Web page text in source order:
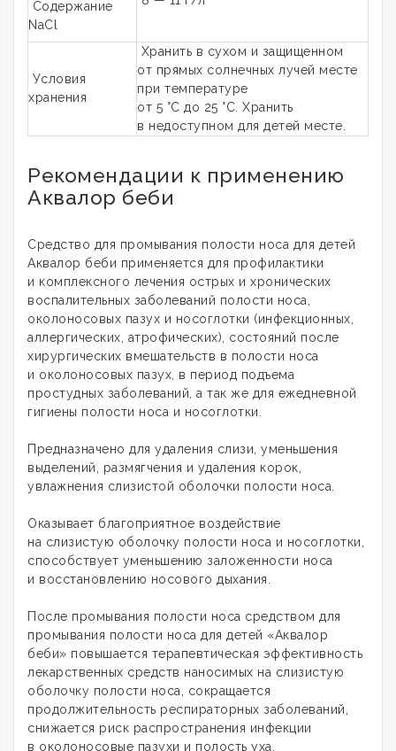
Содержание
NaCl
Условия
хранения
Хранить в сухом и защищенном
от прямых солнечных лучей месте
при температуре
от 5 °С до 25 °С. Хранить
в недоступном для детей месте.
Рекомендации к применению
Аквалор беби
Средство для промывания полости носа для детей
Аквалор беби применяется для профилактики
и комплексного лечения острых и хронических
воспалительных заболеваний полости носа,
околоносовых пазух и носоглотки (инфекционных,
аллергических, атрофических), состояний после
хирургических вмешательств в полости носа
и околоносовых пазух, в период подъема
простудных заболеваний, а так же для ежедневной
гигиены полости носа и носоглотки.
Предназначено для удаления слизи, уменьшения
выделений, размягчения и удаления корок,
увлажнения слизистой оболочки полости носа.
Оказывает благоприятное воздействие
на слизистую оболочку полости носа и носоглотки,
способствует уменьшению заложенности носа
и восстановлению носового дыхания.
После промывания полости носа средством для
промывания полости носа для детей «Аквалор
беби» повышается терапевтическая эффективность
лекарственных средств наносимых на слизистую
оболочку полости носа, сокращается
продолжительность респираторных заболеваний,
снижается риск распространения инфекции
в околоносовые пазухи и полость уха.